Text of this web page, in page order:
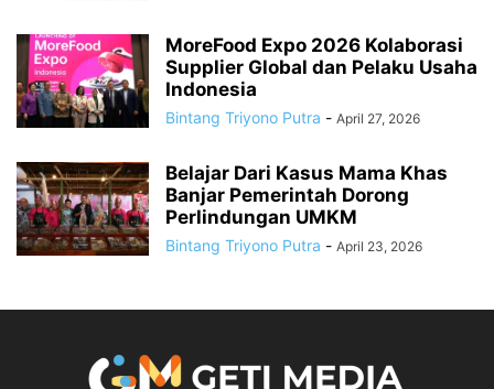
MoreFood Expo 2026 Kolaborasi
Supplier Global dan Pelaku Usaha
Indonesia
Bintang Triyono Putra - April 27, 2026
Belajar Dari Kasus Mama Khas
Banjar Pemerintah Dorong
Perlindungan UMKM
Bintang Triyono Putra - April 23, 2026